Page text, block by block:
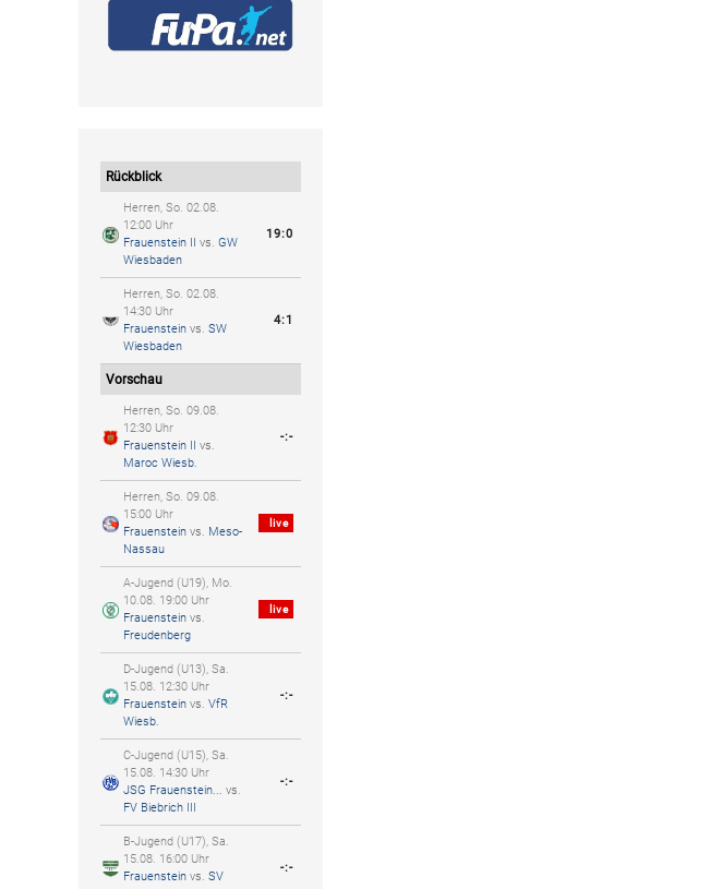
Rückblick
Herren, So. 02.08.
12:00 Uhr
Frauenstein II
vs. GW
Wiesbaden
19:0
Herren, So. 02.08.
14:30 Uhr
Frauenstein vs. SW
Wiesbaden
4:1
Vorschau
Herren, So. 09.08.
12:30 Uhr
Frauenstein II
vs.
Maroc Wiesb.
-:-
Herren, So. 09.08.
15:00 Uhr
Frauenstein vs. Meso-
Nassau
live
A-Jugend (U19), Mo.
10.08. 19:00 Uhr
Frauenstein vs.
Freudenberg
live
D-Jugend (U13), Sa.
15.08. 12:30 Uhr
Frauenstein vs. VfR
Wiesb.
-:-
C-Jugend (U15), Sa.
15.08. 14:30 Uhr
JSG Frauenstein... vs.
FV Biebrich III
-:-
B-Jugend (U17), Sa.
15.08. 16:00 Uhr
Frauenstein vs. SV
-:-